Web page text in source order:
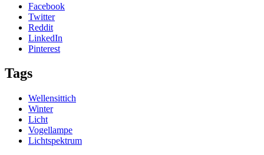
Facebook
Twitter
Reddit
LinkedIn
Pinterest
Tags
Wellensittich
Winter
Licht
Vogellampe
Lichtspektrum